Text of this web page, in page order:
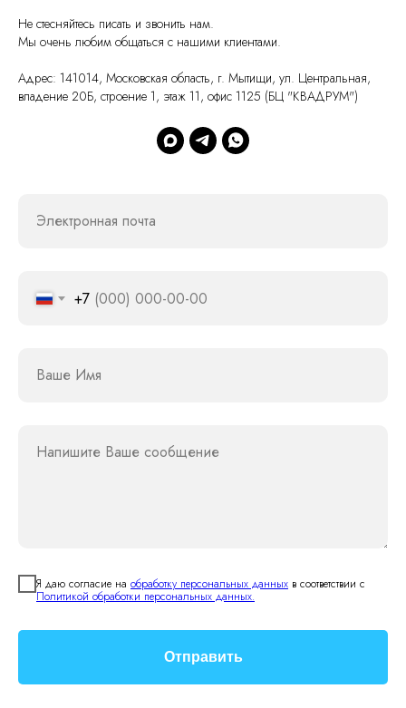
Не стесняйтесь писать и звонить нам.
Мы очень любим общаться с нашими клиентами.
Адрес: 141014, Московская область, г. Мытищи, ул. Центральная,
владение 20Б, строение 1, этаж 11, офис 1125 (БЦ "КВАДРУМ")
Электронная почта
+7
Ваше Имя
Напишите Ваше сообщение
Я даю согласие на обработку персональных данных в соответствии с
Политикой обработки персональных данных.
Отправить